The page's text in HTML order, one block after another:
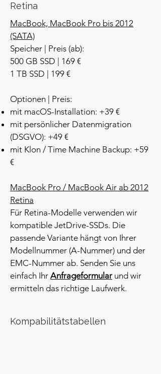
Retina
MacBook, MacBook Pro bis 2012
(SATA)
Speicher | Preis (ab):
500 GB SSD | 169 €
1 TB SSD | 199 €
Optionen | Preis:
mit macOS-Installation: +39 €
mit persönlicher Datenmigration
(DSGVO): +49 €
mit Klon / Time Machine Backup: +59
€
MacBook Pro / MacBook Air ab 2012
Retina
Für Retina-Modelle verwenden wir
kompatible JetDrive-SSDs. Die
passende Variante hängt von Ihrer
Modellnummer (A-Nummer) und der
EMC-Nummer ab. Senden Sie uns
einfach Ihr Anfrageformular und wir
ermitteln das richtige Laufwerk.
Kompabilitätstabellen